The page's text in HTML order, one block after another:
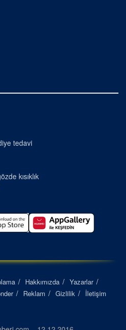
tedavi
kısıklık
Hakkımızda
Yazarlar
Reklam Gizlilik İletişim